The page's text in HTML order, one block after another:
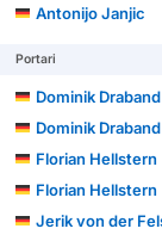
Antonijo Janjic
Portari
Dominik Draband
Dominik Draband
Florian Hellstern
Florian Hellstern
Jerik von der